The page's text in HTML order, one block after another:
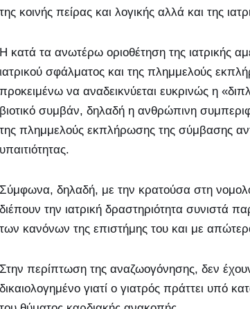
της κοινής πείρας και λογικής αλλά και της
Η κατά τα ανωτέρω οριοθέτηση της ιατρικής
ιατρικού σφάλματος και της πλημμελούς
προκειμένω να αναδεικνύεται ευκρινώς η
βιοτικό συμβάν, δηλαδή η ανθρώπινη
της πλημμελούς εκπλήρωσης της σύμβασης
υπαιτιότητας.
Σύμφωνα, δηλαδή, με την κρατούσα στη
διέπουν την ιατρική δραστηριότητα συνιστά
των κανόνων της επιστήμης του και με
Στην περίπτωση της αναζωογόνησης, δεν
δικαιολογημένο γιατί ο γιατρός πράττει υπό